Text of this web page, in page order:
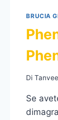
BRUCIA
Di
Se